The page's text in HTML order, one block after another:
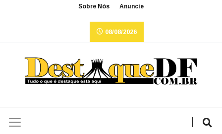
Sobre Nós Anuncie
08/08/2026